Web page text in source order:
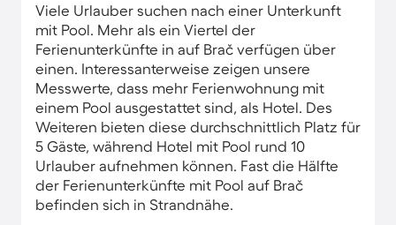
Viele Urlauber suchen nach einer Unterkunft
mit Pool. Mehr als ein Viertel der
Ferienunterkünfte in auf Brač verfügen über
einen. Interessanterweise zeigen unsere
Messwerte, dass mehr Ferienwohnung mit
einem Pool ausgestattet sind, als Hotel. Des
Weiteren bieten diese durchschnittlich Platz für
5 Gäste, während Hotel mit Pool rund 10
Urlauber aufnehmen können. Fast die Hälfte
der Ferienunterkünfte mit Pool auf Brač
befinden sich in Strandnähe.